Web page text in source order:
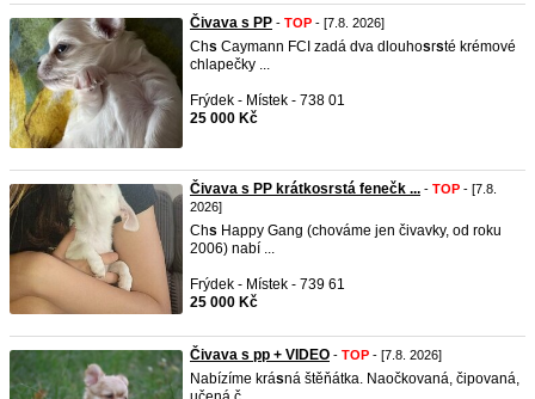
Čivava s PP - TOP - [7.8. 2026]
Chs Caymann FCI zadá dva dlouhosrsté krémové
chlapečky ...
Frýdek - Místek - 738 01
25 000 Kč
Čivava s PP krátkosrstá fenečk ... - TOP - [7.8.
2026]
Chs Happy Gang (chováme jen čivavky, od roku
2006) nabí ...
Frýdek - Místek - 739 61
25 000 Kč
Čivava s pp + VIDEO - TOP - [7.8. 2026]
Nabízíme krásná štěňátka. Naočkovaná, čipovaná,